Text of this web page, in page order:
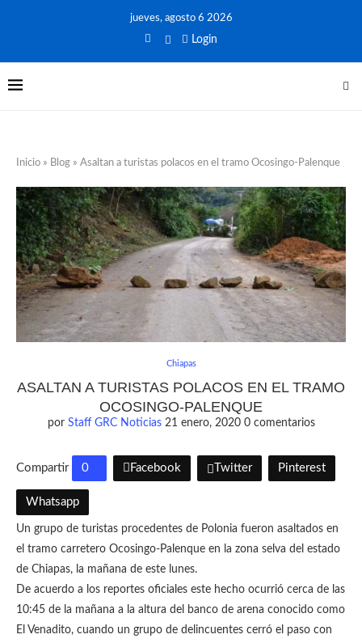
jueves, agosto 6 2026
Login
Inicio » Blog » Asaltan a turistas polacos en el tramo Ocosingo-Palenque
Chiapas
ASALTAN A TURISTAS POLACOS EN EL TRAMO
OCOSINGO-PALENQUE
por Staff GRC Noticias 21 enero, 2020 0 comentarios
Compartir 0 Facebook Twitter Pinterest
Whatsapp
Un grupo de turistas procedentes de Polonia fueron asaltados en
el tramo carretero Ocosingo-Palenque en la zona selva del estado
de Chiapas, la mañana de este lunes.
De acuerdo a los reportes oficiales este hecho ocurrió cerca de las
10:45 de la mañana a la altura del banco de arena conocido como
El Venadito, cuando un grupo de delincuentes cerró el paso con